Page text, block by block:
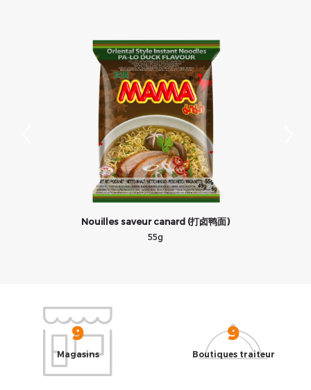
Nouilles saveur canard (打卤鸭面)
55g
9
Magasins
9
Boutiques traiteur